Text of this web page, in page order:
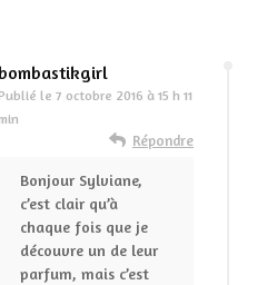
bombastikgirl
le 7 octobre 2016 à 15 h 11
Répondre
Bonjour Sylviane,
c’est clair qu’à
chaque fois que je
découvre un de leur
parfum, mais c’est